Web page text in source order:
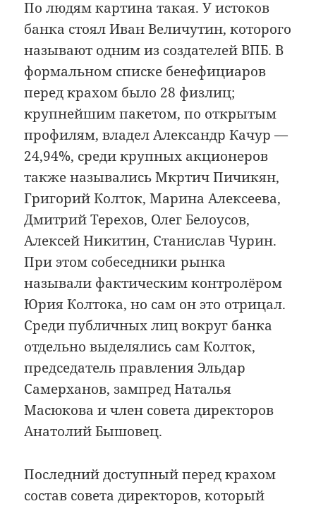
По людям картина такая. У истоков
банка стоял Иван Величутин, которого
называют одним из создателей ВПБ. В
формальном списке бенефициаров
перед крахом было 28 физлиц;
крупнейшим пакетом, по открытым
профилям, владел Александр Качур —
24,94%, среди крупных акционеров
также назывались Мкртич Пичикян,
Григорий Колток, Марина Алексеева,
Дмитрий Терехов, Олег Белоусов,
Алексей Никитин, Станислав Чурин.
При этом собеседники рынка
называли фактическим контролёром
Юрия Колтока, но сам он это отрицал.
Среди публичных лиц вокруг банка
отдельно выделялись сам Колток,
председатель правления Эльдар
Самерханов, зампред Наталья
Масюкова и член совета директоров
Анатолий Бышовец.
Последний доступный перед крахом
состав совета директоров, который